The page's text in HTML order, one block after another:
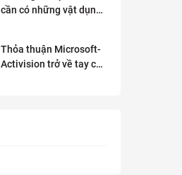
cần có những vật dụng
Thỏa thuận Microsoft-
Activision trở về tay cơ